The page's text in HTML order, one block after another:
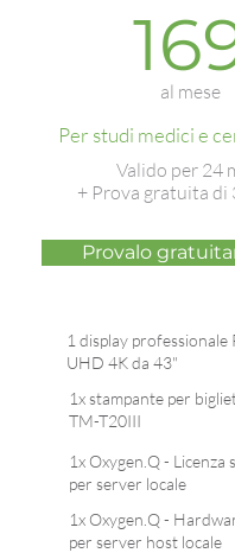
al mese
Per studi medici e
Valido per 24
+ Prova gratuita di
Provalo
1 display professionale
UHD 4K da 43"
1x stampante per
TM-T20III
1x Oxygen.Q - Licenza
per server locale
1x Oxygen.Q -
per server host locale